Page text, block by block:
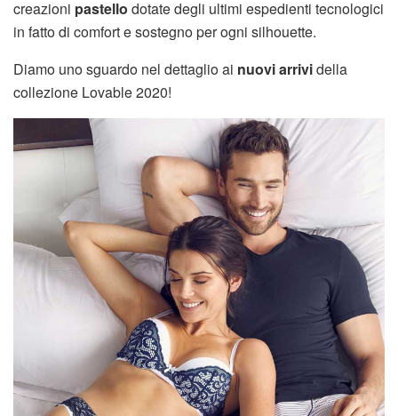
creazioni pastello dotate degli ultimi espedienti tecnologici
in fatto di comfort e sostegno per ogni silhouette.
Diamo uno sguardo nel dettaglio ai nuovi arrividella
collezione Lovable 2020!